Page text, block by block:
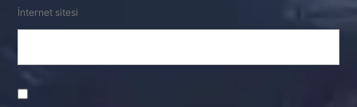
İnternet sitesi